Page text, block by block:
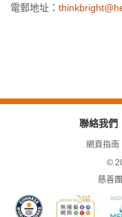
電郵地址：
聯絡我們
網頁指南
©
慈善